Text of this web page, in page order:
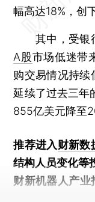
幅高达18%，创
其中，受银行
A股市场低迷带
购交易情况持续
延续了过去三年
855亿美元降至
推荐进入财新数
结构人员变化等
财新机器人产业